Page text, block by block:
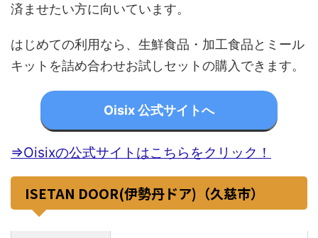
済ませたい方に向いています。
はじめての利用なら、生鮮食品・加工食品とミール
キットを詰め合わせお試しセットの購入できます。
Oisix 公式サイトへ
⇒Oisixの公式サイトはこちらをクリック！
ISETAN DOOR(伊勢丹ドア)（久慈市）